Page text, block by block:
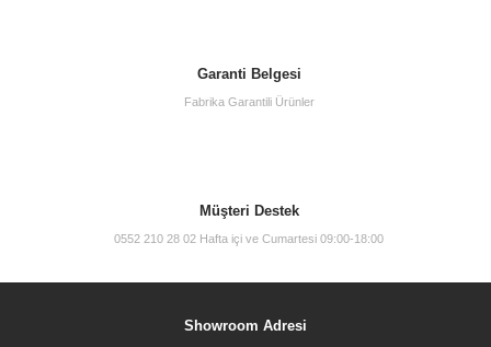
Garanti Belgesi
Fabrika Garantili Ürünler
Müşteri Destek
0552 210 28 02 Hafta içi ve Cumartesi 09:00-18:00
Showroom Adresi